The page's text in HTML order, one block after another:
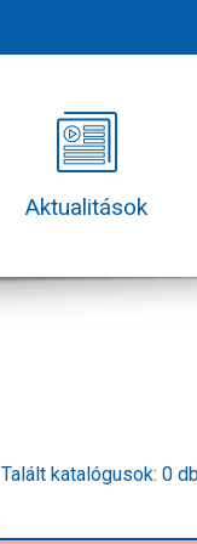
Aktualitások
Talált katalógusok: 0